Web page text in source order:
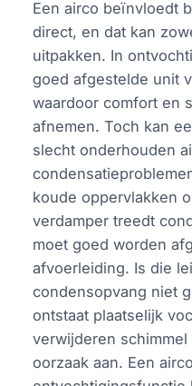
Een airco beïnvloedt
direct, en dat kan
uitpakken. In
goed afgestelde unit
waardoor comfort en
afnemen. Toch kan
slecht onderhouden
koude oppervlakken
verdamper treedt
moet goed worden
afvoerleiding. Is die
condensopvang niet
ontstaat plaatselijk
verwijderen
oorzaak aan. Een